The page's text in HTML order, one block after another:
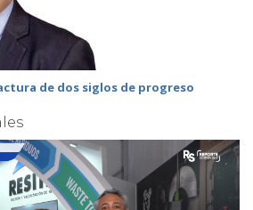
de dos siglos de progreso